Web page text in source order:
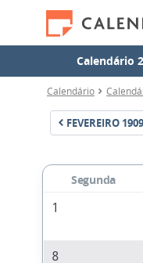
Calendário
Calendário
FEVEREIRO 1909
Segunda
1
8